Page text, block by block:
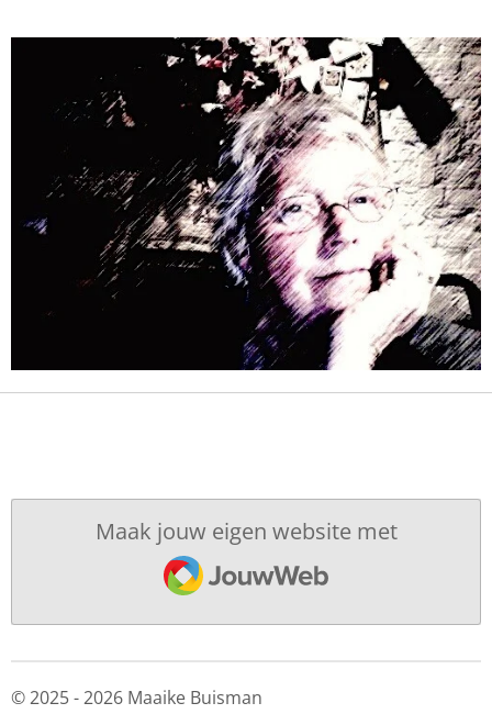
Maak jouw eigen website met
JouwWeb
© 2025 - 2026 Maaike Buisman